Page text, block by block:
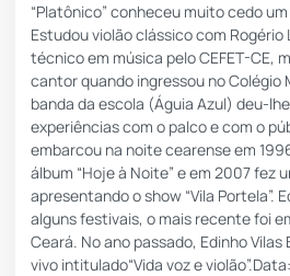
“Platônico” conheceu muito cedo
Estudou violão clássico com
técnico em música pelo CEFET-CE,
cantor quando ingressou no Colégio
banda da escola (Águia Azul) deu-
experiências com o palco e com o
embarcou na noite cearense em
álbum “Hoje à Noite” e em 2007 fez
apresentando o show “Vila Portela”.
alguns festivais, o mais recente foi
Ceará. No ano passado, Edinho Vilas
vivo intitulado“Vida voz e